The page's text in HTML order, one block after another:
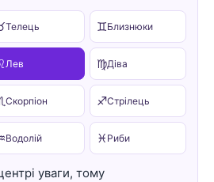
Телець ♊Близнюки
Лев ♍Діва
Скорпіон ♐Стрілець
Водолій ♓ Риби
уваги, тому